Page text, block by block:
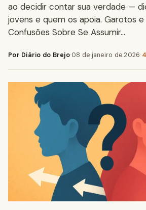
ao decidir contar sua verdade —
jovens e quem os apoia. Garotos
Confusões Sobre Se Assumir…
Por Diário do Brejo·08 de janeiro de 2026·